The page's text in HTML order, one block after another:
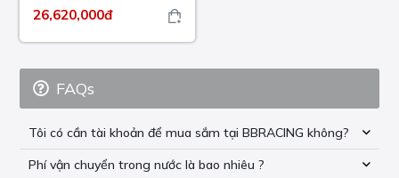
26,620,000đ
FAQs
Tôi có cần tài khoản để mua sắm tại BBRACING không?
Phí vận chuyển trong nước là bao nhiêu ?